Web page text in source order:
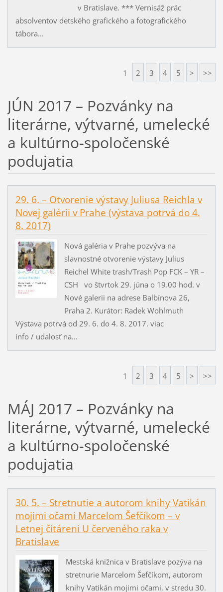
v Bratislave. *** Vernisáž prác
absolventov detského grafického a fotografického
tábora...
1 2 3 4 5 > >>
JÚN 2017 – Pozvánky na
literárne, výtvarné, umelecké
a kultúrno-spoločenské
podujatia
29. 6. – Otvorenie výstavy Juliusa Reichla v
Novej galérii v Prahe (výstava potrvá do 4.
8. 2017)
Nová galéria v Prahe pozvýva na
slavnostné otvorenie výstavy Julius
Reichel White trash/Trash Pop FCK – YR –
CSH vo štvrtok 29. júna o 19.00 hod. v
Nové galerii na adrese Balbínova 26,
Praha 2. Kurátor: Radek Wohlmuth
Výstava potrvá od 29. 6. do 4. 8. 2017. viac
info / udalosť na...
1 2 3 4 5 > >>
MÁJ 2017 – Pozvánky na
literárne, výtvarné, umelecké
a kultúrno-spoločenské
podujatia
30. 5. – Stretnutie a autorom knihy Vatikán
mojimi očami Marcelom Šefčíkom – v
Letnej čitáreni U červeného raka v
Bratislave
Mestská knižnica v Bratislave pozýva na
stretnurie Marcelom Šefčíkom, autorom
knihy Vatikán mojimi očami, v stredu 30.